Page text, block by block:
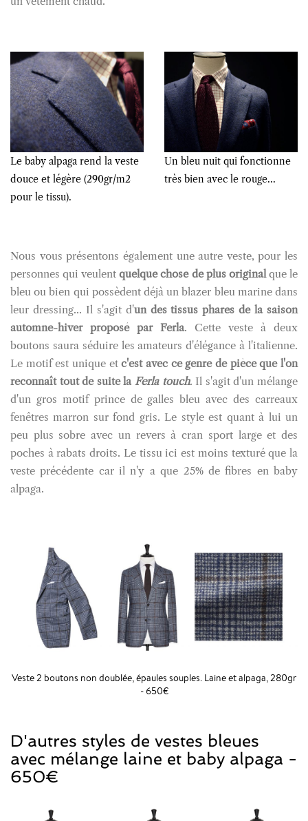
Le baby alpaga rend la veste
douce et légère (290gr/m2
pour le tissu).
Un bleu nuit qui fonctionne
très bien avec le rouge...
Nous vous présentons également une autre veste, pour les
personnes qui veulentquelque chose de plus original que le
bleu ou bien qui possèdent déjà un blazer bleu marine dans
leur dressing... Il s'agit d'un des tissus phares de la saison
automne-hiver proposé par Ferla. Cette veste à deux
boutons saura séduire les amateurs d'élégance à l'italienne.
Le motif est unique etc'est avec ce genre de pièce que l'on
reconnaît tout de suite la Ferla touch. Il s'agit d'un mélange
d'un gros motif prince de galles bleu avec des carreaux
fenêtres marron sur fond gris. Le style est quant à lui un
peu plus sobre avec un revers à cran sport large et des
poches à rabats droits. Le tissu ici est moins texturé que la
veste précédente car il n'y a que 25% de fibres en baby
alpaga.
Veste 2 boutons non doublée, épaules souples. Laine et alpaga, 280gr
- 650€
D'autres styles de vestes bleues
avec mélange laine et baby alpaga -
650€